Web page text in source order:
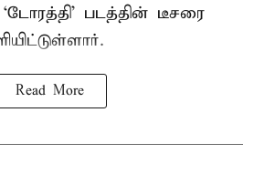
`டோரத்தி' படத்தின் டீசரை
Read More